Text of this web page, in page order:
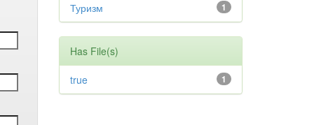
1
Туризм
Has File(s)
1
true